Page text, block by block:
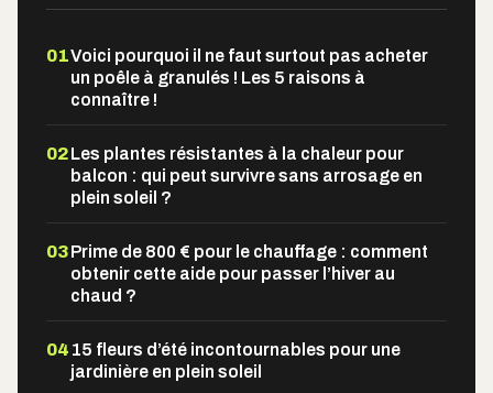
01Voici pourquoi il ne faut surtout pas acheter
un poêle à granulés ! Les 5 raisons à
connaître !
02Les plantes résistantes à la chaleur pour
balcon : qui peut survivre sans arrosage en
plein soleil ?
03Prime de 800 € pour le chauffage : comment
obtenir cette aide pour passer l’hiver au
chaud ?
04 15 fleurs d’été incontournables pour une
jardinière en plein soleil